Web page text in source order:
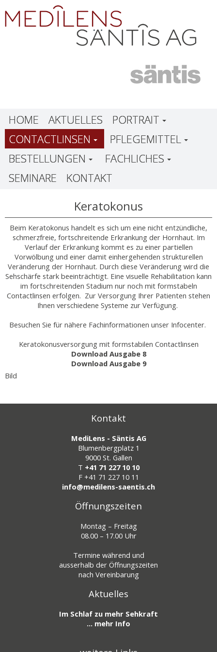
HOME AKTUELLES
PORTRAIT
CONTACTLINSEN
PFLEGEMITTEL
BESTELLUNGEN
FACHLICHES
SEMINARE
KONTAKT
Keratokonus
Beim Keratokonus handelt es sich um eine nicht entzündliche,
schmerzfreie, fortschreitende Erkrankung der Hornhaut. Im
Verlauf der Erkrankung kommt es zu einer partiellen
Vorwölbung und einer damit einhergehenden strukturellen
Veränderung der Hornhaut. Durch diese Veränderung wird die
Sehschärfe stark beeinträchtigt. Eine visuelle Rehabilitation kann
im fortschreitenden Stadium nur noch mit formstabeln
Contactlinsen erfolgen. Zur Versorgung Ihrer Patienten stehen
Ihnen verschiedene Systeme zur Verfügung.
Besuchen Sie für nähere Fachinformationen unser Infocenter.
Keratokonusversorgung mit formstabilen Contactlinsen
Download Ausgabe 8
Download Ausgabe 9
Bild
Kontakt
MediLens - Säntis AG
Blumenbergplatz 1
9000 St. Gallen
T +41 71 227 10 10
F +41 71 227 10 11
info@medilens-saentis.ch
Öffnungszeiten
Montag – Freitag
08.00 – 17.00 Uhr
Termine während und
ausserhalb der Öffnungszeiten
nach Vereinbarung
Aktuelles
Im Schlaf zu mehr Sehkraft
... mehr Info